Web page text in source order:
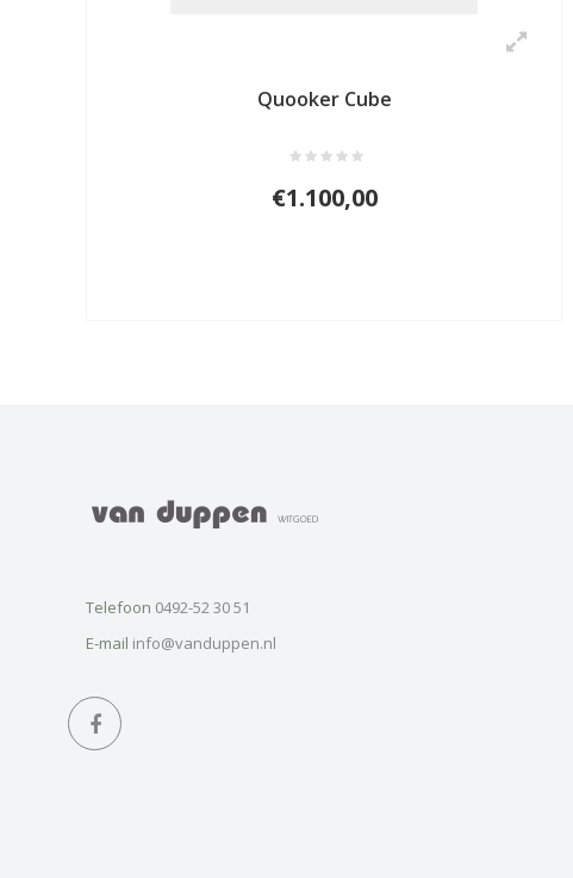
Quooker Cube
€1.100,00
Telefoon 0492-52 30 51
E-mail info@vanduppen.nl